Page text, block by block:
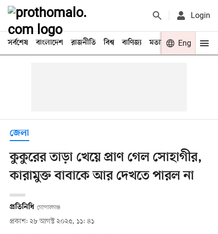
Login
সর্বশেষ বাংলাদেশ রাজনীতি বিশ্ব বাণিজ্য মতামত খেলা
Eng
জেলা
কুকুরের তাড়া খেয়ে প্রাণ গেল সোহাগীর,
কারামুক্ত বাবাকে আর দেখতে পারল না
প্রতিনিধি গোপালগঞ্জ
প্রকাশ: ২৮ আগস্ট ২০২৫, ১১: ৪১